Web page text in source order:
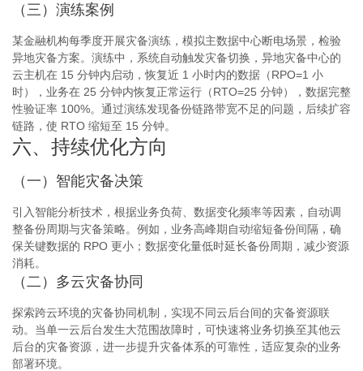
（三）演练案例
某金融机构每季度开展灾备演练，模拟主数据中心断电场景，检验
异地灾备方案。演练中，系统自动触发灾备切换，异地灾备中心的
云主机在 15 分钟内启动，恢复近 1 小时内的数据（RPO=1 小
时），业务在 25 分钟内恢复正常运行（RTO=25 分钟），数据完整
性验证率 100%。通过演练发现备份链路带宽不足的问题，后续扩容
链路，使 RTO 缩短至 15 分钟。
六、持续优化方向
（一）智能灾备决策
引入智能分析技术，根据业务负荷、数据变化频率等因素，自动调
整备份周期与灾备策略。例如，业务高峰期自动缩短备份间隔，确
保关键数据的 RPO 更小；数据变化量低时延长备份周期，减少资源
消耗。
（二）多云灾备协同
探索跨云环境的灾备协同机制，实现不同云后台间的灾备资源联
动。当单一云后台发生大范围故障时，可快速将业务切换至其他云
后台的灾备资源，进一步提升灾备体系的可靠性，适应复杂的业务
部署环境。